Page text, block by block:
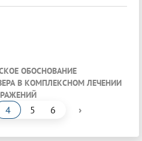
ОБОСНОВАНИЕ
В КОМПЛЕКСНОМ ЛЕЧЕНИИ
4 5 6 ›